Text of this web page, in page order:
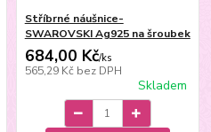
Stříbrné náušnice-
SWAROVSKI Ag925 na šroubek
684,00 Kč/ks
565,29 Kč bez DPH
Skladem